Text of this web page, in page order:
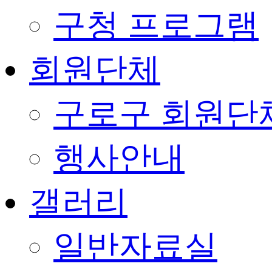
구청 프로그램
회원단체
구로구 회원단
행사안내
갤러리
일반자료실